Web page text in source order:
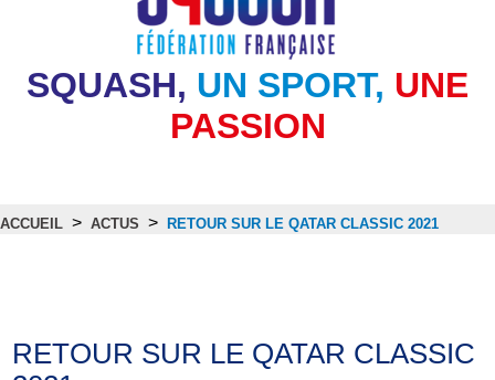
SQUASH, UN SPORT, UNE
PASSION
ACCUEIL > ACTUS > RETOUR SUR LE QATAR CLASSIC 2021
RETOUR SUR LE QATAR CLASSIC